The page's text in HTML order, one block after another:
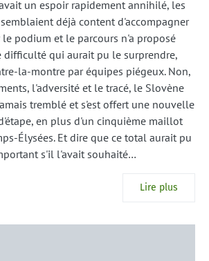
un espoir rapidement annihilé, les
déjà content d'accompagner
podium et le parcours n'a proposé
difficulté qui aurait pu le surprendre,
la-montre par équipes piégeux. Non,
l'adversité et le tracé, le Slovène
tremblé et s'est offert une nouvelle
en plus d'un cinquième maillot
Élysées. Et dire que ce total aurait pu
s'il l'avait souhaité…
Lire plus